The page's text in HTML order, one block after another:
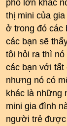
phố lớn khác
thị mini của
ở trong đó các
các bạn sẽ
tôi hỏi ra thì
các bạn với
nhưng nó có
khác là những
mini gia đình
người trẻ được